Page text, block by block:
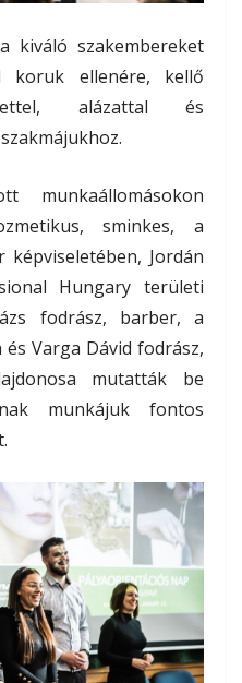
kiváló szakembereket
ellenére, kellő
alázattal és
munkaállomásokon
sminkes, a
képviseletében, Jordán
Hungary területi
fodrász, barber, a
és Varga Dávid fodrász,
mutatták be
munkájuk fontos